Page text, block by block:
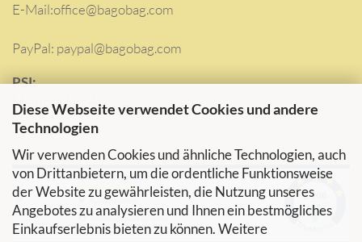
Diese Webseite verwendet Cookies und andere
Technologien
Wir verwenden Cookies und ähnliche Technologien, auch
von Drittanbietern, um die ordentliche Funktionsweise
der Website zu gewährleisten, die Nutzung unseres
Angebotes zu analysieren und Ihnen ein bestmögliches
Einkaufserlebnis bieten zu können. Weitere
E-Mail:office@bagobag.com
PayPal: paypal@bagobag.com
PSI:
Membre Nr.: 48072